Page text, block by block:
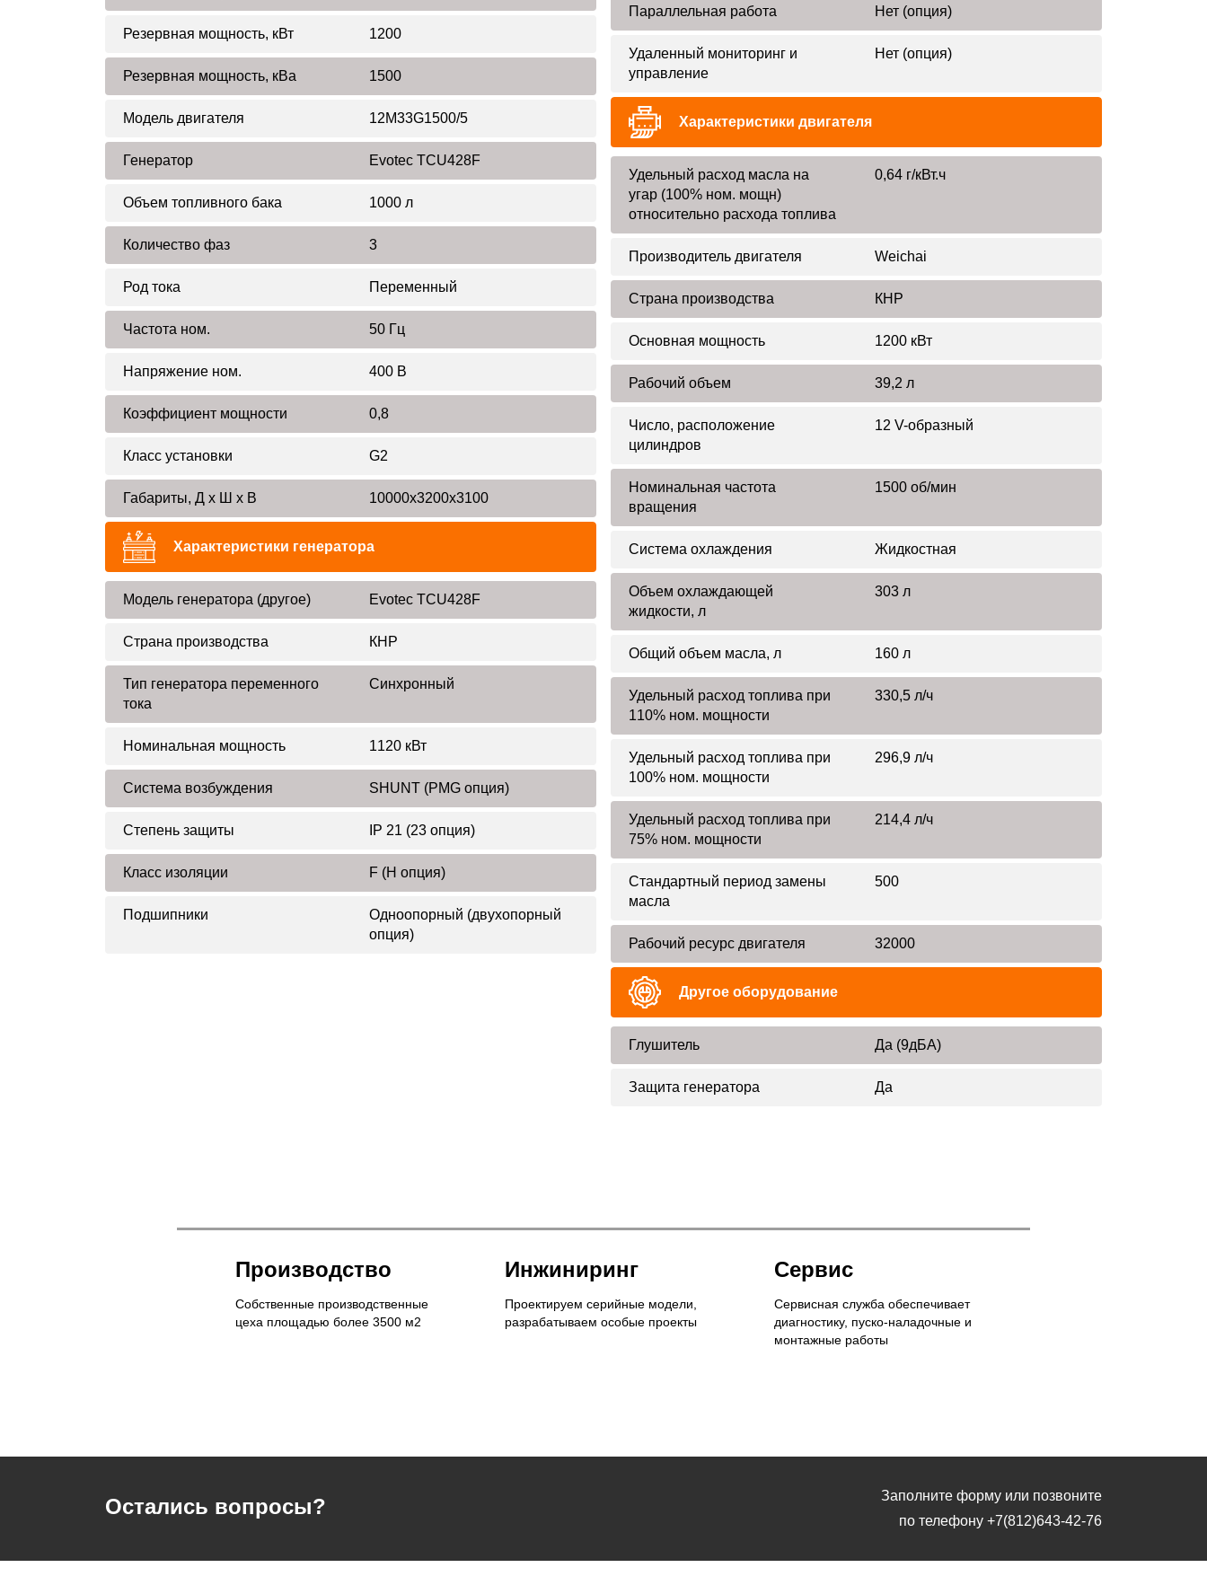
Резервная мощность, кВт 1200
Резервная мощность, кВа 1500
Модель двигателя 12M33G1500/5
Генератор Evotec TCU428F
Объем топливного бака 1000 л
Количество фаз 3
Род тока Переменный
Частота ном. 50 Гц
Напряжение ном. 400 В
Коэффициент мощности 0,8
Класс установки G2
Габариты, Д x Ш x В 10000х3200х3100
Характеристики генератора
Модель генератора (другое) Evotec TCU428F
Страна производства КНР
Тип генератора переменного
тока
Синхронный
Номинальная мощность 1120 кВт
Система возбуждения SHUNT (PMG опция)
Степень защиты IP 21 (23 опция)
Класс изоляции F (H опция)
Подшипники
Одноопорный (двухопорный
опция)
Параллельная работа Нет (опция)
Удаленный мониторинг и
управление
Нет (опция)
Характеристики двигателя
Удельный расход масла на
угар (100% ном. мощн)
относительно расхода топлива
0,64 г/кВт.ч
Производитель двигателя Weichai
Страна производства КНР
Основная мощность 1200 кВт
Рабочий объем 39,2 л
Число, расположение
цилиндров
12 V-образный
Номинальная частота
вращения
1500 об/мин
Система охлаждения Жидкостная
Объем охлаждающей
жидкости, л
303 л
Общий объем масла, л 160 л
Удельный расход топлива при
110% ном. мощности
330,5 л/ч
Удельный расход топлива при
100% ном. мощности
296,9 л/ч
Удельный расход топлива при
75% ном. мощности
214,4 л/ч
Стандартный период замены
масла
500
Рабочий ресурс двигателя 32000
Другое оборудование
Глушитель Да (9дБА)
Защита генератора Да
Производство
Собственные производственные
цеха площадью более 3500 м2
Инжиниринг
Проектируем серийные модели,
разрабатываем особые проекты
Сервис
Сервисная служба обеспечивает
диагностику, пуско-наладочные и
монтажные работы
Остались вопросы?
Заполните форму или позвоните
по телефону +7(812)643-42-76